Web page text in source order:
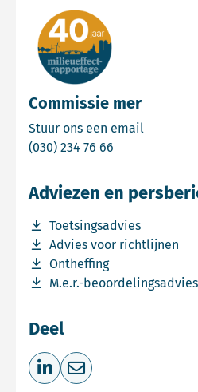
Commissie mer
Stuur ons een email
(030) 234 76 66
Adviezen en
Toetsingsadvies
Download bestand
Advies voor richtlijnen
Download bestand Advies
Ontheffing
Download bestand Ontheffing
M.e.r.-beoordelingsadvies
Download bestand M.e.r.-
Deel
Deel op LinkedIn
Deel via e-mail